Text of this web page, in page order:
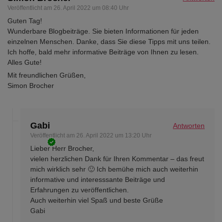
Veröffentlicht am 26. April 2022 um 08:40 Uhr
Guten Tag!
Wunderbare Blogbeiträge. Sie bieten Informationen für jeden
einzelnen Menschen. Danke, dass Sie diese Tipps mit uns teilen.
Ich hoffe, bald mehr informative Beiträge von Ihnen zu lesen.
Alles Gute!
Mit freundlichen Grüßen,
Simon Brocher
Gabi
Veröffentlicht am 26. April 2022 um 13:20 Uhr
Antworten
Lieber Herr Brocher,
vielen herzlichen Dank für Ihren Kommentar – das freut
mich wirklich sehr 🙂 Ich bemühe mich auch weiterhin
informative und interesssante Beiträge und
Erfahrungen zu veröffentlichen.
Auch weiterhin viel Spaß und beste Grüße
Gabi